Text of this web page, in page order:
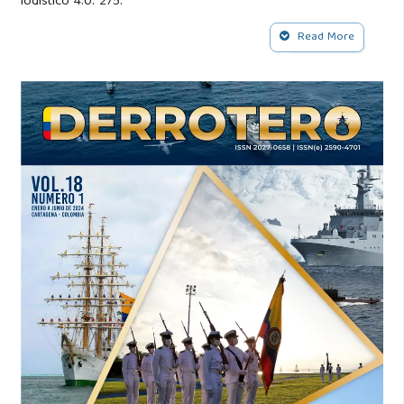
Carter, W. R. (1953). Beans, Bullets, and Black Oil. U. S.
Carter, W. R. y Duvall, E. E. (1958). Ships, salvage, and sinews
of war: The story of fleet logistics afloat in Atlantic and
Mediterranean waters during World War II. Departamento
de la Marina.
Clausewitz, C. v. (1975). On War. Princeton University Press.
Corbett, J. S. (1911). Some Principles of Maritime Strategy,
volumen 1. Primera edición.
Corbett, J. S. (1918). Naval Operations, volumen I. G. & Co.
Longmans.
Read More